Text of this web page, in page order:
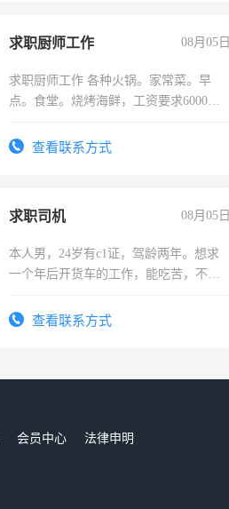
求职厨师工作 08月05日
求职厨师工作 各种火锅。家常菜。早
点。食堂。烧烤海鲜，工资要求6000以
查看联系方式
求职司机 08月05日
本人男，24岁有c1证，驾龄两年。想求
一个年后开货车的工作，能吃苦，不怕
查看联系方式
会员中心
法律申明